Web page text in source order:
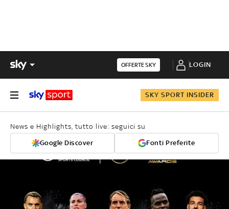
OFFERTE SKY LOGIN
SKY SPORT INSIDER
News e Highlights, tutto live: seguici su
Google Discover Fonti Preferite